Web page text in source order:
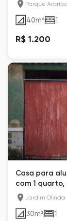
Parque Arariba
40m² 1
R$ 1.200
Casa para
com 1 quarto,
Jardim Olinda
30m² 1